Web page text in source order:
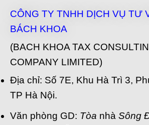
CÔNG TY TNHH DỊCH VỤ TƯ
BÁCH KHOA
(BACH KHOA TAX
COMPANY LIMITED)
Địa chỉ: Số 7E, Khu Hà Trì 3,
TP Hà Nội.
Văn phòng GD: Tòa nhà Sông